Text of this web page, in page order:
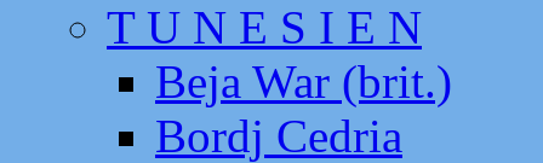
T U N E S I E N
Beja War (brit.)
Bordj Cedria